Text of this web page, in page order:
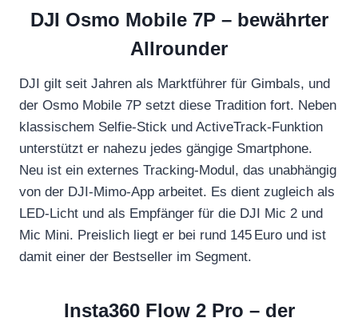
DJI Osmo Mobile 7P – bewährter
Allrounder
DJI gilt seit Jahren als Marktführer für Gimbals, und
der Osmo Mobile 7P setzt diese Tradition fort. Neben
klassischem Selfie-Stick und ActiveTrack-Funktion
unterstützt er nahezu jedes gängige Smartphone.
Neu ist ein externes Tracking-Modul, das unabhängig
von der DJI-Mimo-App arbeitet. Es dient zugleich als
LED-Licht und als Empfänger für die DJI Mic 2 und
Mic Mini. Preislich liegt er bei rund 145 Euro und ist
damit einer der Bestseller im Segment.
Insta360 Flow 2 Pro – der